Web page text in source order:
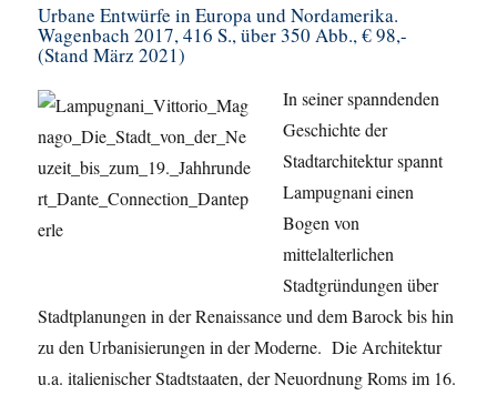
Urbane Entwürfe in Europa und Nordamerika.
Wagenbach 2017, 416 S., über 350 Abb., € 98,-
(Stand März 2021)
In seiner spanndenden
Geschichte der
Stadtarchitektur spannt
Lampugnani einen
Bogen von
mittelalterlichen
Stadtgründungen über
Stadtplanungen in der Renaissance und dem Barock bis hin
zu den Urbanisierungen in der Moderne. Die Architektur
u.a. italienischer Stadtstaaten, der Neuordnung Roms im 16.